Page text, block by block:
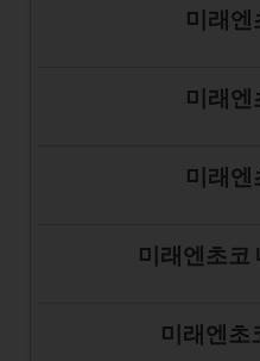
미래엔
미래엔
미래엔
미래엔초코
미래엔초